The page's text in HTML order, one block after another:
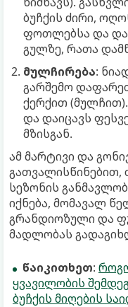
ბუჩქის ძირი,
ფოთლებსა და
გულზე, რათა
მულჩირება:
გარშემო
ქერქით (მულჩით).
და დაიცავს
მზისგან.
ამ მარტივი და
გათვალისწინებით,
სეზონის
იქნება, მომავალ
გრანდიოზული და
მადლობას
წაიკითხეთ:
ყვავილობის
ბუჩქის მიღების